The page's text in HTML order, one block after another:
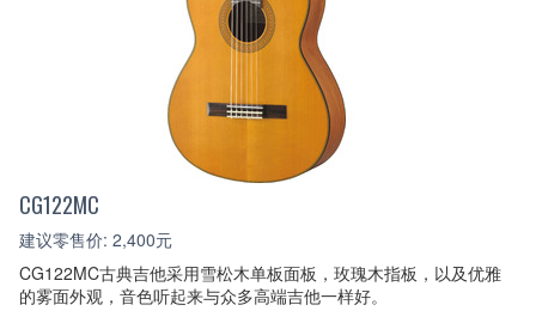
CG122MC
建议零售价: 2,400元
CG122MC古典吉他采用雪松木单板面板，玫瑰木指板，以及优雅
的雾面外观，音色听起来与众多高端吉他一样好。